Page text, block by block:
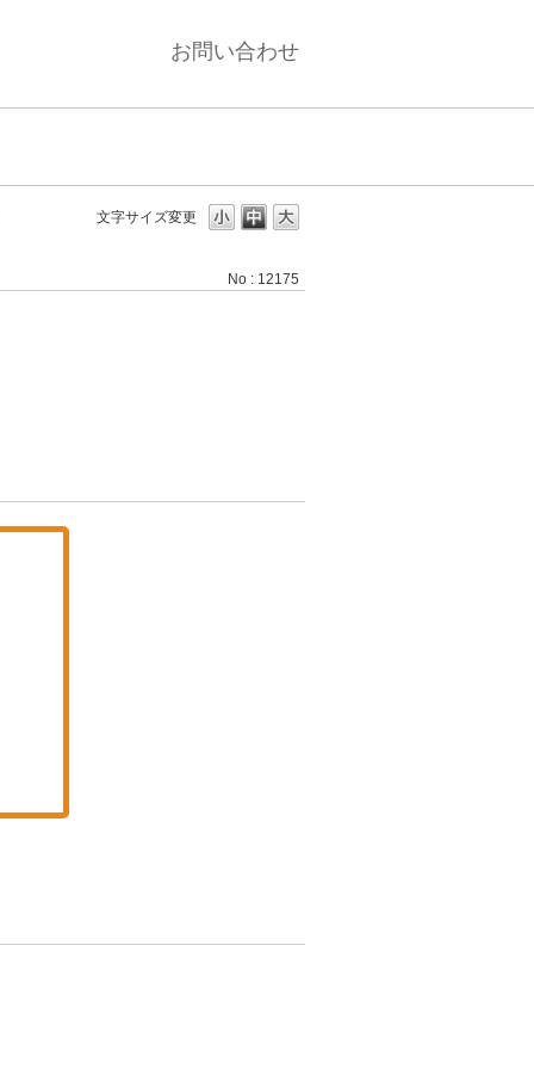
お問い合わせ
文字サイズ変更
No : 12175